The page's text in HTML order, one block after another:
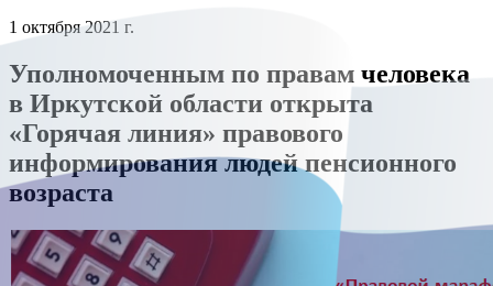
1 октября 2021 г.
Уполномоченным по правам человека
в Иркутской области открыта
«Горячая линия» правового
информирования людей пенсионного
возраста